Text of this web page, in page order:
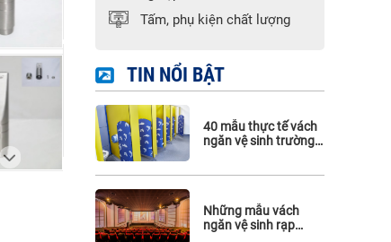
Phụ kiện Hafele
Phụ kiện Maghin
Phụ kiện inox 316
Tấm, phụ kiện chất lượng
TIN NỔI BẬT
40 mẫu thực tế vách
ngăn vệ sinh trường
Những mẫu vách
ngăn vệ sinh rạp